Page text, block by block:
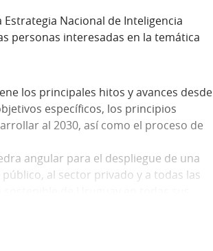
Nacional de Inteligencia
personas interesadas en la temática
los principales hitos y avances desde
específicos, los principios
al 2030, así como el proceso de
angular para el despliegue de una
al sector privado y a todas las
a la inclusión social, la